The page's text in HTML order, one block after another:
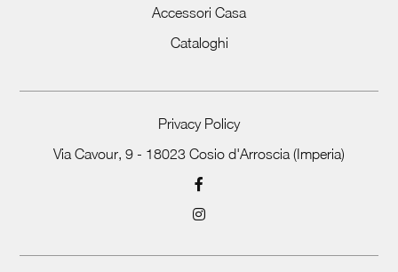
Accessori Casa
Cataloghi
Privacy Policy
Via Cavour, 9 - 18023 Cosio d'Arroscia (Imperia)